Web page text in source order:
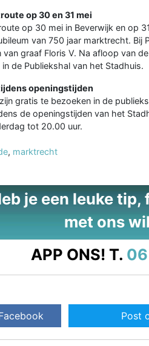
op 30 en 31 mei
op 30 mei in Beverwijk en op
van 750 jaar marktrecht. Bij
graaf Floris V. Na afloop van
de Publiekshal van het Stadhuis.
openingstijden
gratis te bezoeken in de
de openingstijden van het
tot 20.00 uur.
, marktrecht
je een leuke
met ons
APP ONS! T. 06
Post